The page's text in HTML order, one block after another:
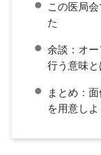
この医局
た
余談：オ
行う意味と
まとめ：
を用意しよ